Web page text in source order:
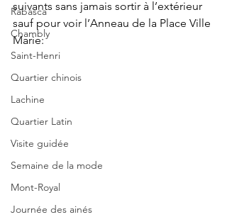
Rabasca
Chambly
Saint-Henri
Quartier chinois
Lachine
Quartier Latin
Visite guidée
Semaine de la mode
Mont-Royal
Journée des ainés
suivants sans jamais sortir à l’extérieur
sauf pour voir l’Anneau de la Place Ville
Marie: